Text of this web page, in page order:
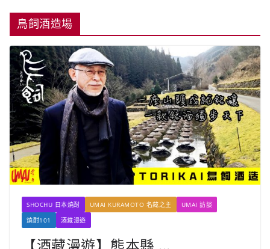
鳥飼酒造場
SHOCHU 日本焼酎 UMAI KURAMOTO 名藏之主
UMAI 訪談
燒酎101
酒藏漫遊